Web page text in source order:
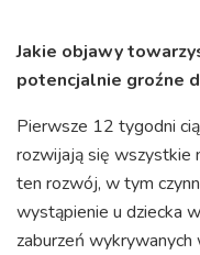
Jakie objawy
potencjalnie groźne
Pierwsze 12 tygodni
rozwijają się wszystkie
ten rozwój, w tym
wystąpienie u dziecka
zaburzeń